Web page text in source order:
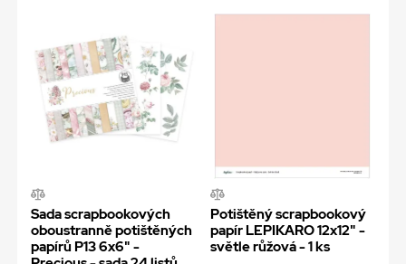
Sada scrapbookových
oboustranně potištěných
papírů P13 6x6" -
Potištěný scrapbookový
papír LEPIKARO 12x12" -
světle růžová - 1 ks